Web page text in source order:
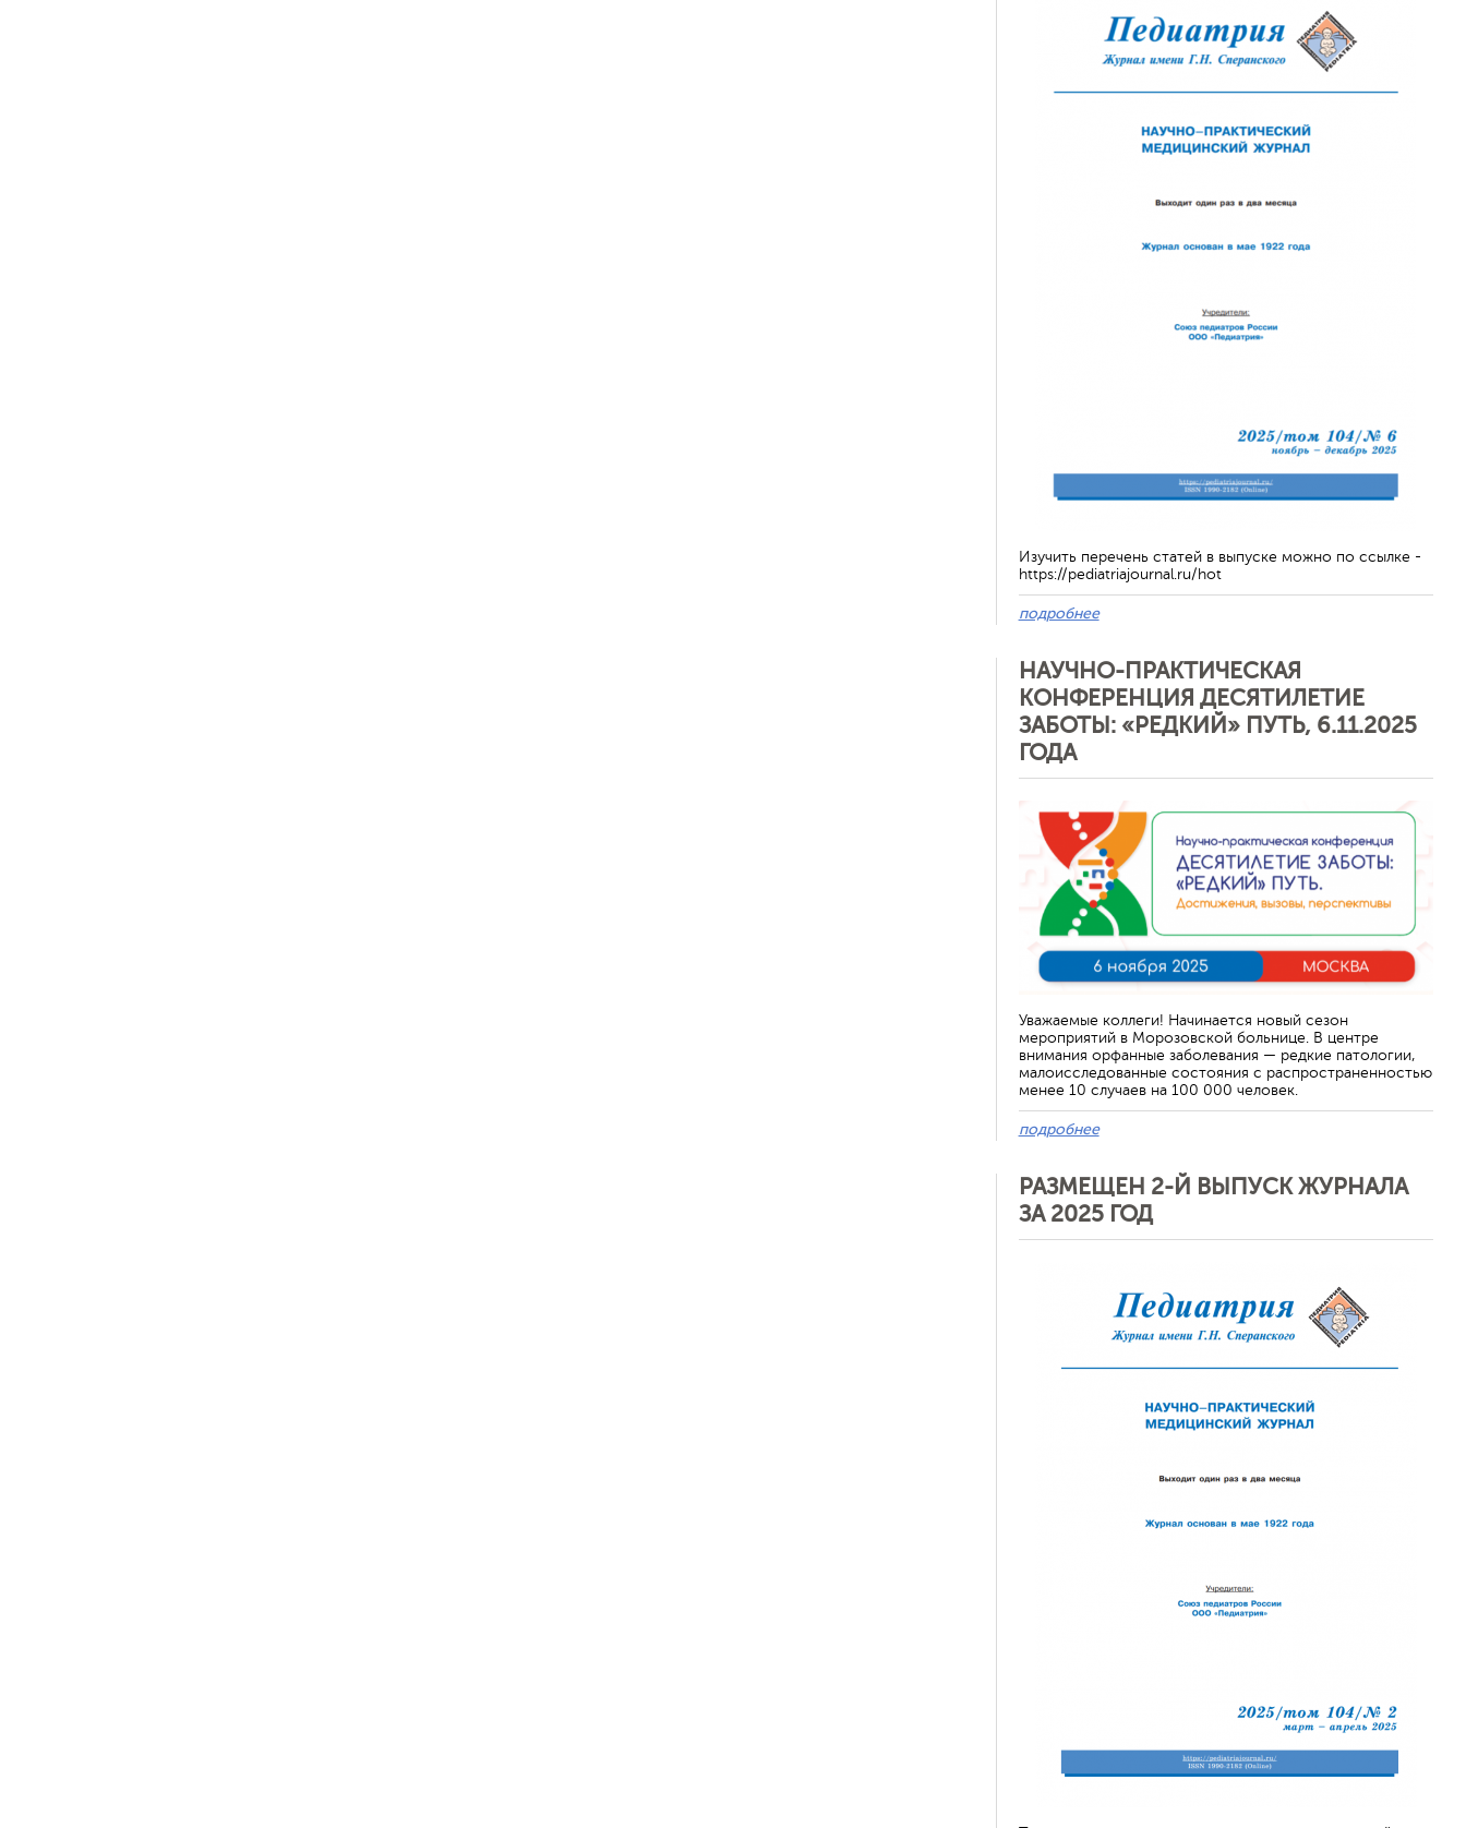
Изучить перечень статей в выпуске можно по ссылке -
https://pediatriajournal.ru/hot
подробнее
НАУЧНО-ПРАКТИЧЕСКАЯ
КОНФЕРЕНЦИЯ ДЕСЯТИЛЕТИЕ
ЗАБОТЫ: «РЕДКИЙ» ПУТЬ, 6.11.2025
ГОДА
Уважаемые коллеги! Начинается новый сезон
мероприятий в Морозовской больнице. В центре
внимания орфанные заболевания — редкие патологии,
малоисследованные состояния с распространенностью
менее 10 случаев на 100 000 человек.
подробнее
РАЗМЕЩЕН 2-Й ВЫПУСК ЖУРНАЛА
ЗА 2025 ГОД
Отменить